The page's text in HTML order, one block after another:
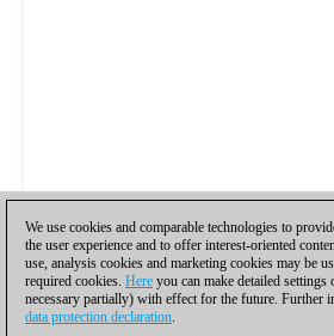
We use cookies and comparable technologies to
the user experience and to offer interest-oriented
use, analysis cookies and marketing cookies may be
required cookies. Here you can make detailed
necessary partially) with effect for the future. Further
data protection declaration.